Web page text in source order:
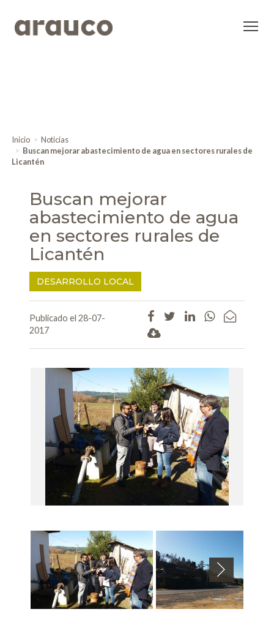
Inicio
Noticias
Buscan mejorar abastecimiento de agua en sectores rurales de
Licantén
Buscan mejorar
abastecimiento de agua
en sectores rurales de
Licantén
DESARROLLO LOCAL
Publicado el 28-07-
2017
Next